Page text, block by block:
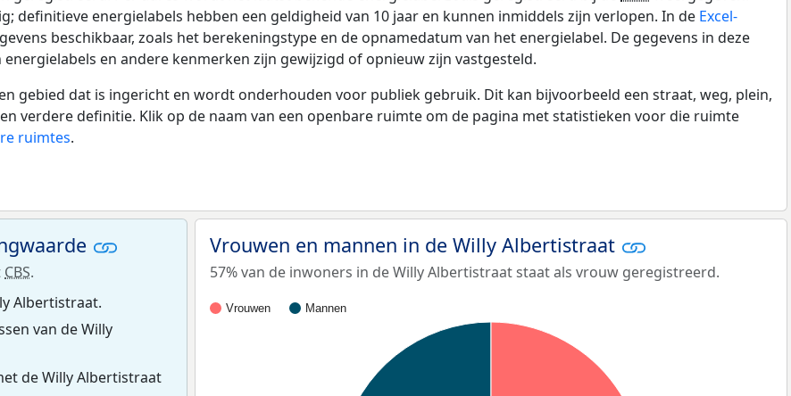
definitieve energielabels hebben een geldigheid van 10 jaar en kunnen inmiddels zijn verlopen. In de Excel-
beschikbaar, zoals het berekeningstype en de opnamedatum van het energielabel. De gegevens in deze
en andere kenmerken zijn gewijzigd of opnieuw zijn vastgesteld.
gebied dat is ingericht en wordt onderhouden voor publiek gebruik. Dit kan bijvoorbeeld een straat, weg, plein,
verdere definitie. Klik op de naam van een openbare ruimte om de pagina met statistieken voor die ruimte
ruimtes.
CBS.
Albertistraat.
van de Willy
de Willy Albertistraat
Vrouwen en mannen in de Willy Albertistraat
57% van de inwoners in de Willy Albertistraat staat als vrouw geregistreerd.
Vrouwen Mannen